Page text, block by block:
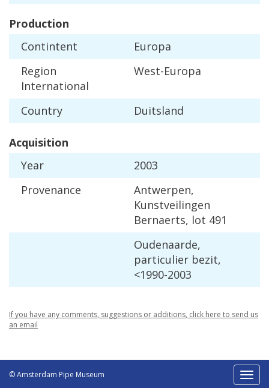
Production
Contintent
Europa
Region
International
West-Europa
Country Duitsland
Acquisition
Year
2003
Provenance
Antwerpen,
Kunstveilingen
Bernaerts, lot 491
Oudenaarde,
particulier bezit,
<1990-2003
Ifyou have any comments, suggestions or additions, click here to send us
an email
Toggle
© Amsterdam Pipe Museum